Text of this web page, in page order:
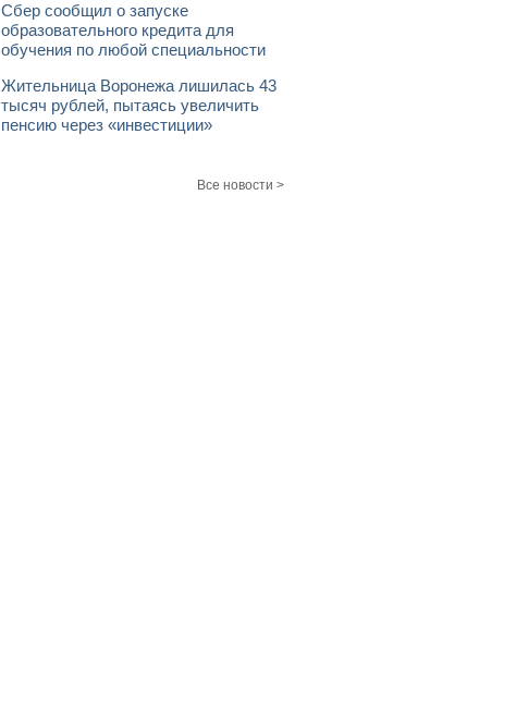
Сбер сообщил о запуске
образовательного кредита для
обучения по любой специальности
Жительница Воронежа лишилась 43
тысяч рублей, пытаясь увеличить
пенсию через «инвестиции»
Все новости >